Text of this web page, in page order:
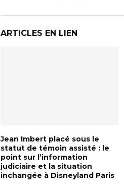
ARTICLES EN LIEN
Jean Imbert placé sous le
statut de témoin assisté : le
point sur l’information
judiciaire et la situation
inchangée à Disneyland Paris